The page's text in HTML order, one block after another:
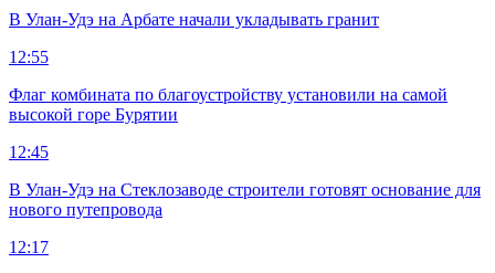
В Улан-Удэ на Арбате начали укладывать гранит
12:55
Флаг комбината по благоустройству установили на самой
высокой горе Бурятии
12:45
В Улан-Удэ на Стеклозаводе строители готовят основание для
нового путепровода
12:17